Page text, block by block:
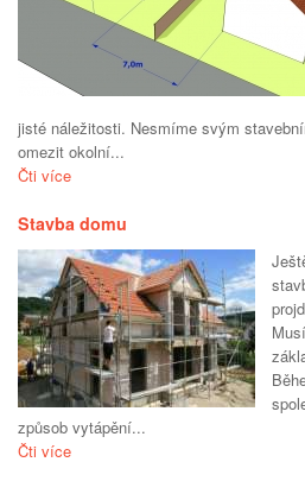
jisté náležitosti. Nesmíme svým
omezit okolní...
Čti více
Stavba domu
způsob vytápění...
Čti více